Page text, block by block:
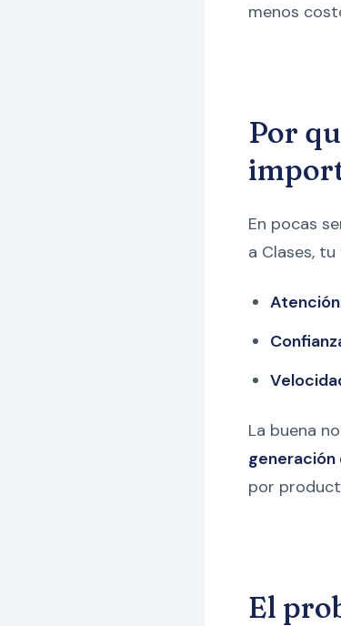
menos
Por
En pocas
a Clases,
La buena
generación
por
El